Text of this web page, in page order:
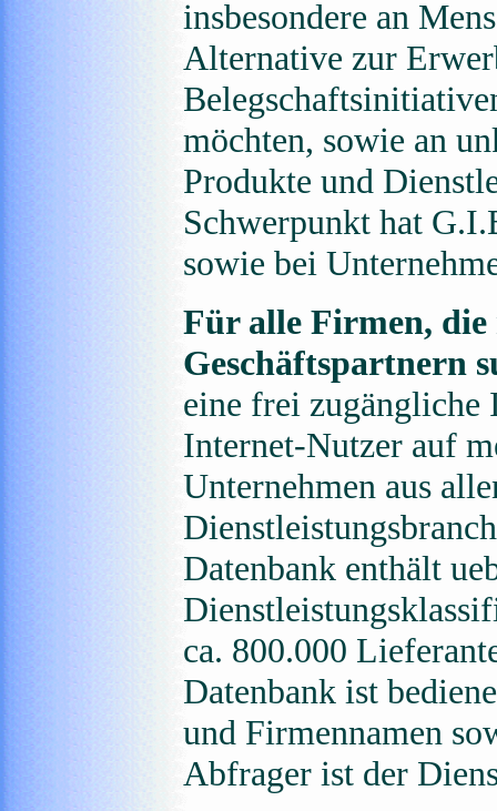
insbesondere an
Alternative zur
möchten, sowie an
Produkte und
Schwerpunkt hat
sowie bei
Für alle Firmen,
Geschäftspartnern
eine frei zugängliche
Internet-Nutzer auf
Unternehmen aus
Datenbank enthält
ca. 800.000
Datenbank ist
und Firmennamen
Abfrager ist der